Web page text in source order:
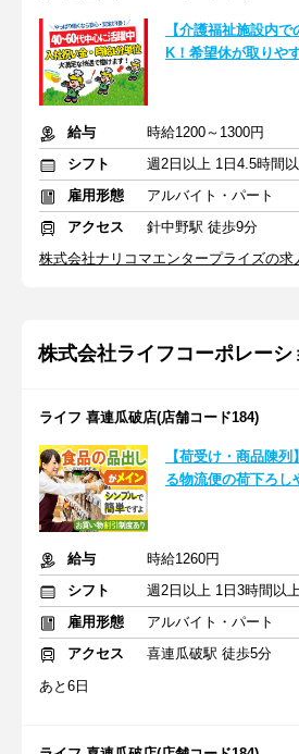
【介護福祉施設内
K！希望休が取りや
給与
時給1200～1300円
シフト
週2日以上 1日4.5時間
雇用形態
アルバイト・パート
アクセス
針中野駅 徒歩9分
株式会社ナリコマエンタープライズの求
株式会社ライフコーポレーシ
ライフ 喜連瓜破店(店舗コード184)
【荷受け・商品陳
る物流便の荷下ろし
給与
時給1260円
シフト
週2日以上 1日3時間以
雇用形態
アルバイト・パート
アクセス
喜連瓜破駅 徒歩5分
あと6日